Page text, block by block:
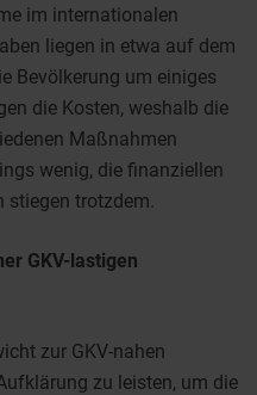
im internationalen
liegen in etwa auf dem
Bevölkerung um einiges
die Kosten, weshalb die
Maßnahmen
wenig, die finanziellen
stiegen trotzdem.
GKV-lastigen
zur GKV-nahen
zu leisten, um die